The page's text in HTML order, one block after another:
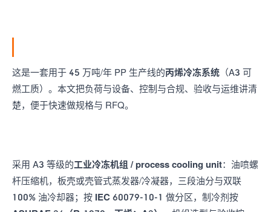
这是一套用于 45 万吨/年 PP 生产线的丙烯冷冻系统 （A3 可
燃工质）。本文把负荷与设备、控制与合规、验收与运维讲清
楚，便于快速做规格与 RFQ。
采用 A3 等级的工业冷冻机组 / process cooling unit：油喷螺
杆压缩机，板壳或壳管式蒸发器/冷凝器，三段油分与双联
100% 油冷却器；按 IEC 60079-10-1 做分区，制冷剂按